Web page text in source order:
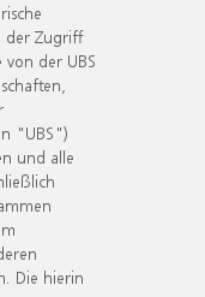
der Zugriff
der UBS
"UBS")
und alle
Die hierin